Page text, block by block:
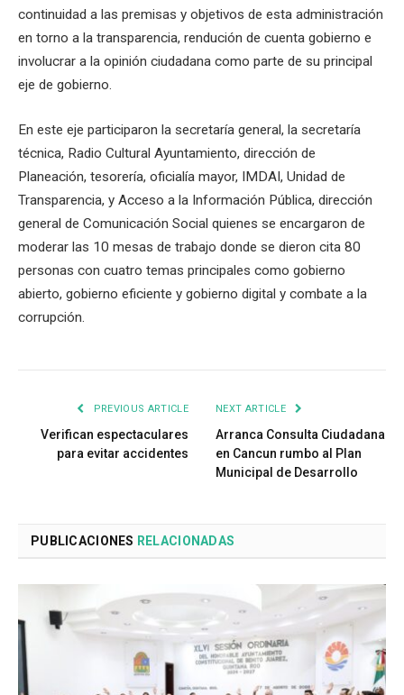
continuidad a las premisas y objetivos de esta administración
en torno a la transparencia, rendución de cuenta gobierno e
involucrar a la opinión ciudadana como parte de su principal
eje de gobierno.
En este eje participaron la secretaría general, la secretaría
técnica, Radio Cultural Ayuntamiento, dirección de
Planeación, tesorería, oficialía mayor, IMDAI, Unidad de
Transparencia, y Acceso a la Información Pública, dirección
general de Comunicación Social quienes se encargaron de
moderar las 10 mesas de trabajo donde se dieron cita 80
personas con cuatro temas principales como gobierno
abierto, gobierno eficiente y gobierno digital y combate a la
corrupción.
PREVIOUS ARTICLE
Verifican espectaculares
para evitar accidentes
NEXT ARTICLE
Arranca Consulta Ciudadana
en Cancun rumbo al Plan
Municipal de Desarrollo
PUBLICACIONES RELACIONADAS